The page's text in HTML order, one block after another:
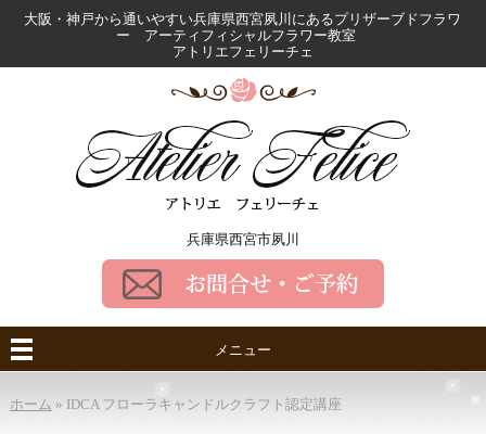
大阪・神戸から通いやすい兵庫県西宮夙川にあるプリザーブドフラワ
ー アーティフィシャルフラワー教室
アトリエフェリーチェ
兵庫県西宮市夙川
メニュー
ホーム » IDCA フローラキャンドルクラフト認定講座